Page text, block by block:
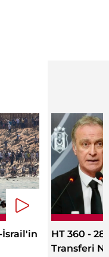
İsrail'in
HT 360 -
Transferi